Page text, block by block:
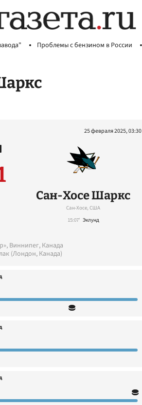
Проблемы с бензином в России
25 февраля 2025, 03:30
Сан-Хосе Шаркс
Сан-Хосе, США
15:07' Эклунд
Виннипег, Канада
(Лондон, Канада)